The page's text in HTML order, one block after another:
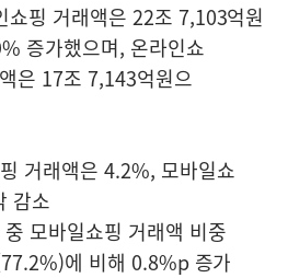
핑 거래액은 22조 7,103억원
증가했으며, 온라인쇼
은 17조 7,143억원으
거래액은 4.2%, 모바일쇼
감소
모바일쇼핑 거래액 비중
에 비해 0.8%p 증가